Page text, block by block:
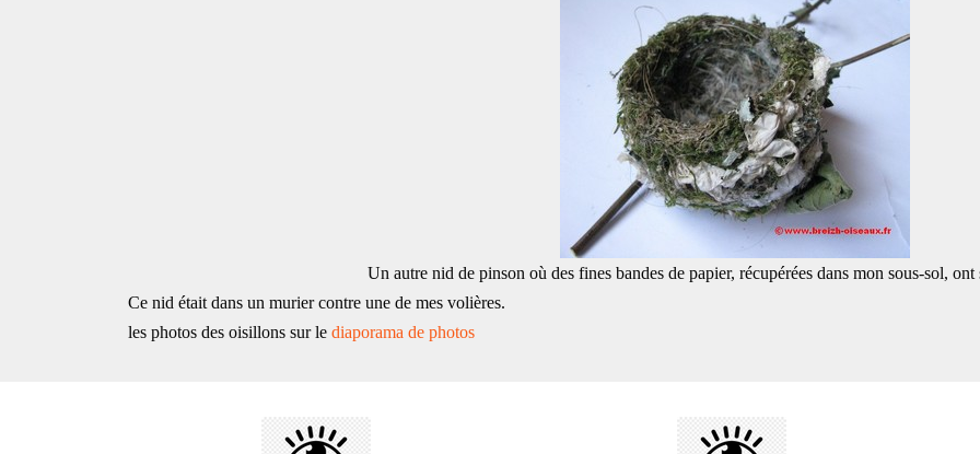
Un autre nid de pinson où des fines bandes de papier, récupérées dans mon sous-sol,
Ce nid était dans un murier contre une de mes volières.
les photos des oisillons sur le diaporama de photos